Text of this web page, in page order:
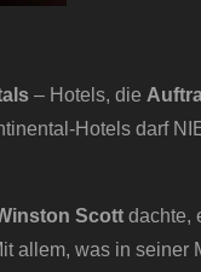
– Hotels, die
Hotels darf
Scott dachte,
allem, was in seiner